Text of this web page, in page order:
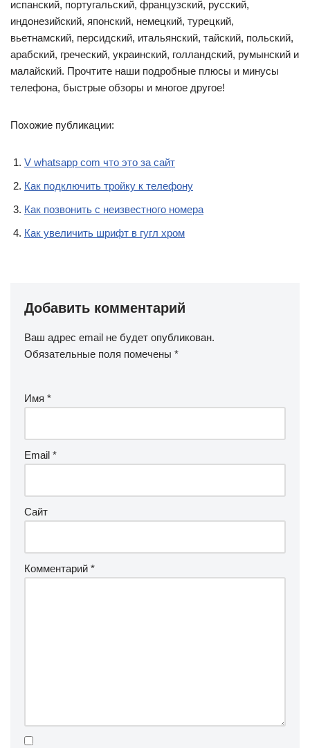
испанский, португальский, французский, русский,
индонезийский, японский, немецкий, турецкий,
вьетнамский, персидский, итальянский, тайский, польский,
арабский, греческий, украинский, голландский, румынский и
малайский. Прочтите наши подробные плюсы и минусы
телефона, быстрые обзоры и многое другое!
Похожие публикации:
V whatsapp com что это за сайт
Как подключить тройку к телефону
Как позвонить с неизвестного номера
Как увеличить шрифт в гугл хром
Добавить комментарий
Ваш адрес email не будет опубликован.
Обязательные поля помечены *
Имя *
Email *
Сайт
Комментарий *